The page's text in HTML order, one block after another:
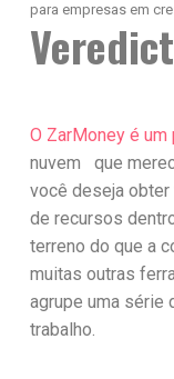
para empresas em
O ZarMoney é um
nuvem que
você deseja obter
de recursos
terreno do que a
muitas outras
agrupe uma série
trabalho.